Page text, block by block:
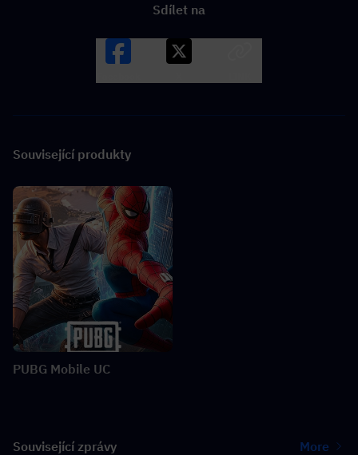
Sdílet na
Související produkty
PUBG Mobile UC
Související zprávy More